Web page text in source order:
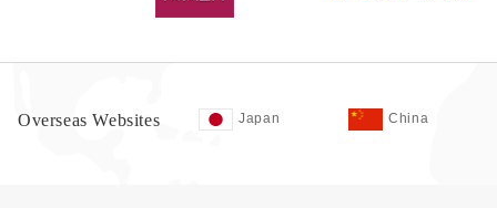
Overseas Websites Japan China